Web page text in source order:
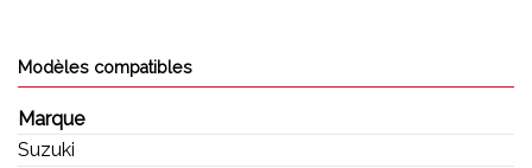
Modèles compatibles
Marque
Suzuki